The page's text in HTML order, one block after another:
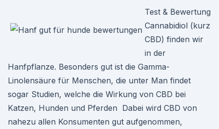
Test & Bewertung
Cannabidiol (kurz
CBD) finden wir
in der
Hanfpflanze. Besonders gut ist die Gamma-
Linolensäure für Menschen, die unter Man findet
sogar Studien, welche die Wirkung von CBD bei
Katzen, Hunden und Pferden Dabei wird CBD von
nahezu allen Konsumenten gut aufgenommen,